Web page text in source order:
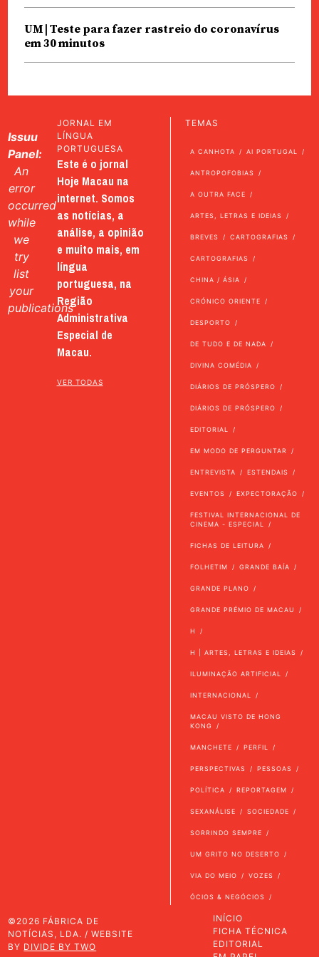
UM | Teste para fazer rastreio do coronavírus
em 30 minutos
Issuu
Panel:
An
error
occurred
while
we
try
list
your
publications
JORNAL EM
LÍNGUA
PORTUGUESA
Este é o jornal
Hoje Macau na
internet. Somos
as notícias, a
análise, a opinião
e muito mais, em
língua
portuguesa, na
Região
Administrativa
Especial de
Macau.
VER TODAS
TEMAS
A CANHOTA AI PORTUGAL
ANTROPOFOBIAS
A OUTRA FACE
ARTES, LETRAS E IDEIAS
BREVES CARTOGRAFIAS
CARTOGRAFIAS
CHINA / ÁSIA
CRÓNICO ORIENTE
DESPORTO
DE TUDO E DE NADA
DIVINA COMÉDIA
DIÁRIOS DE PRÓSPERO
DIÁRIOS DE PRÓSPERO
EDITORIAL
EM MODO DE PERGUNTAR
ENTREVISTA ESTENDAIS
EVENTOS EXPECTORAÇÃO
FESTIVAL INTERNACIONAL DE
CINEMA - ESPECIAL
FICHAS DE LEITURA
FOLHETIM GRANDE BAÍA
GRANDE PLANO
GRANDE PRÉMIO DE MACAU
H
H | ARTES, LETRAS E IDEIAS
ILUMINAÇÃO ARTIFICIAL
INTERNACIONAL
MACAU VISTO DE HONG
KONG
MANCHETE PERFIL
PERSPECTIVAS PESSOAS
POLÍTICA REPORTAGEM
SEXANÁLISE SOCIEDADE
SORRINDO SEMPRE
UM GRITO NO DESERTO
VIA DO MEIO VOZES
ÓCIOS & NEGÓCIOS
©2026 FÁBRICA DE
NOTÍCIAS, LDA. / WEBSITE
BY DIVIDE BY TWO
INÍCIO
FICHA TÉCNICA
EDITORIAL